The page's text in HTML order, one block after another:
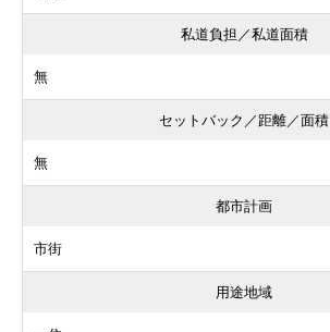
私道負担／私道面積
無
セットバック／距離／面積
無
都市計画
市街
用途地域